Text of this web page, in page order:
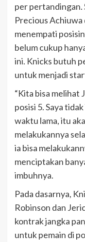
per pertandingan.
Precious Achiuwa
menempati
belum cukup
ini. Knicks butuh
untuk menjadi
“Kita bisa melihat
posisi 5. Saya
waktu lama, itu
melakukannya
ia bisa
menciptakan
imbuhnya.
Pada dasarnya,
Robinson dan
kontrak jangka
untuk pemain di